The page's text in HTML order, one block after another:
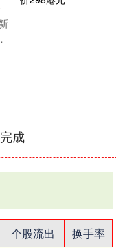
成
个股流出
换手率